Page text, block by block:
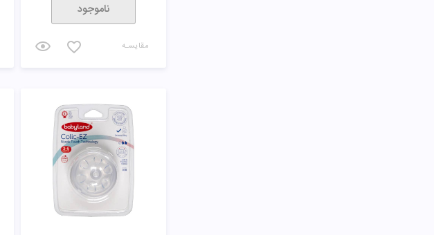
ناموجود
مقایسـه